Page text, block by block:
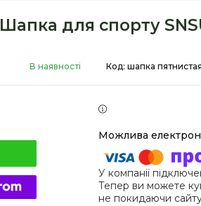
Шапка для спорту
В наявності Код: шапка пятнистая
У компанії
Тепер ви можете
не покидаючи